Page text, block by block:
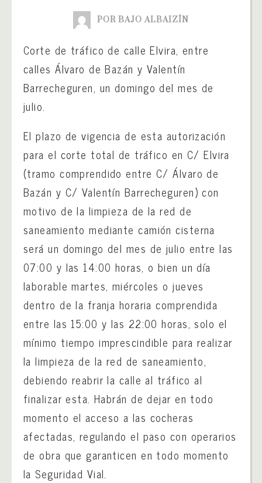
POR BAJO ALBAIZÍN
Corte de tráfico de calle Elvira, entre
calles Álvaro de Bazán y Valentín
Barrecheguren, un domingo del mes de
julio.
El plazo de vigencia de esta autorización
para el corte total de tráfico en C/ Elvira
(tramo comprendido entre C/ Álvaro de
Bazán y C/ Valentín Barrecheguren) con
motivo de la limpieza de la red de
saneamiento mediante camión cisterna
será un domingo del mes de julio entre las
07:00 y las 14:00 horas, o bien un día
laborable martes, miércoles o jueves
dentro de la franja horaria comprendida
entre las 15:00 y las 22:00 horas, solo el
mínimo tiempo imprescindible para realizar
la limpieza de la red de saneamiento,
debiendo reabrir la calle al tráfico al
finalizar esta. Habrán de dejar en todo
momento el acceso a las cocheras
afectadas, regulando el paso con operarios
de obra que garanticen en todo momento
la Seguridad Vial.